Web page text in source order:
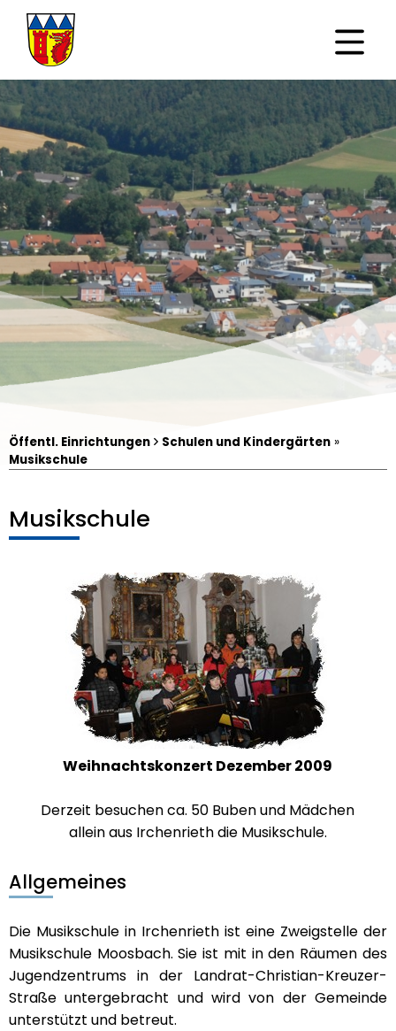
Luftbild von Irchenrieth
Öffentl. Einrichtungen Schulen und Kindergärten »
Musikschule
Musikschule
Weihnachtskonzert Dezember 2009
Derzeit besuchen ca. 50 Buben und Mädchen
allein aus Irchenrieth die Musikschule.
Allgemeines
Die Musikschule in Irchenrieth ist eine Zweigstelle der
Musikschule Moosbach. Sie ist mit in den Räumen des
Jugendzentrums in der Landrat-Christian-Kreuzer-
Straße untergebracht und wird von der Gemeinde
unterstützt und betreut.